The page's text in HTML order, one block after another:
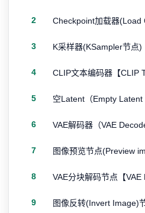
2 Checkpoint加载器(Load
3 K采样器(KSampler节点)
4
5 空Latent（Empty Latent
6 VAE解码器（VAE
7 图像预览节点(Preview
8
9 图像反转(Invert Image)